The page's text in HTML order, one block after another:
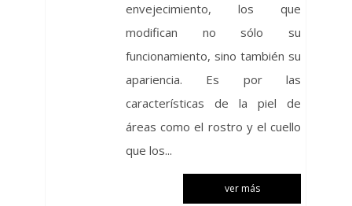
envejecimiento, los que
modifican no sólo su
funcionamiento, sino también su
apariencia. Es por las
características de la piel de
áreas como el rostro y el cuello
que los...
ver más